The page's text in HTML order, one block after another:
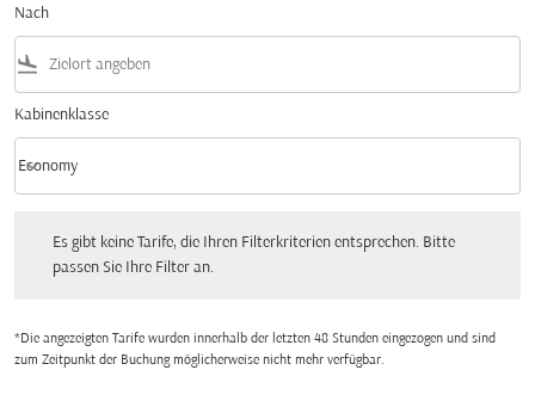
Nach
flight_land
Kabinenklasse
Kabinenklasse option Economy Selected
Economy
keyboard_arrow_down
Es gibt keine Tarife, die Ihren Filterkriterien entsprechen. Bitte
passen Sie Ihre Filter an.
*Die angezeigten Tarife wurden innerhalb der letzten 48 Stunden eingezogen und sind
zum Zeitpunkt der Buchung möglicherweise nicht mehr verfügbar.